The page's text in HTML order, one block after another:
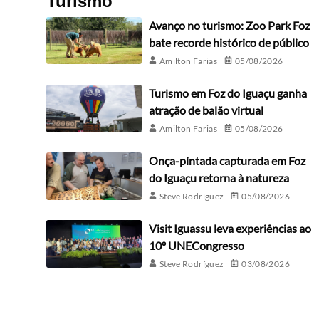
Avanço no turismo: Zoo Park Foz
bate recorde histórico de público
Amilton Farias 05/08/2026
Turismo em Foz do Iguaçu ganha
atração de balão virtual
Amilton Farias 05/08/2026
Onça-pintada capturada em Foz
do Iguaçu retorna à natureza
Steve Rodríguez 05/08/2026
Visit Iguassu leva experiências ao
10º UNECongresso
Steve Rodríguez 03/08/2026